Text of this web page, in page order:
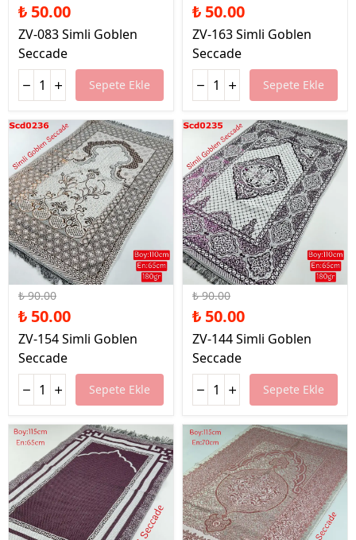
₺ 50.00
ZV-083 Simli Goblen
Seccade
Sepete Ekle
₺ 50.00
ZV-163 Simli Goblen
Seccade
Sepete Ekle
%44 İndirim
₺ 90.00
₺ 50.00
ZV-154 Simli Goblen
Seccade
Sepete Ekle
%44 İndirim
₺ 90.00
₺ 50.00
ZV-144 Simli Goblen
Seccade
Sepete Ekle